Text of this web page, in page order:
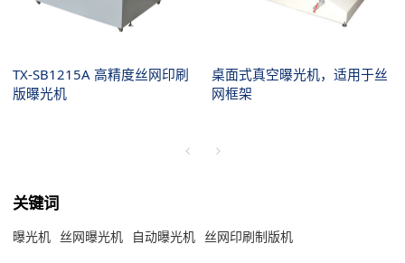
TX-SB1215A 高精度丝网印刷
版曝光机
桌面式真空曝光机，适用于丝
网框架
关键词
曝光机 丝网曝光机 自动曝光机 丝网印刷制版机